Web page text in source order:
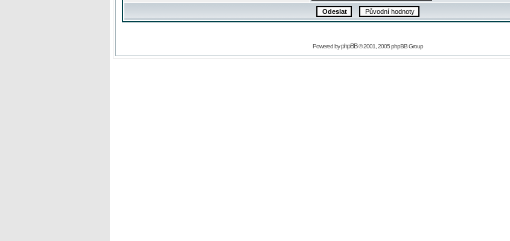
Powered byphpBB© 2001, 2005 phpBB Group